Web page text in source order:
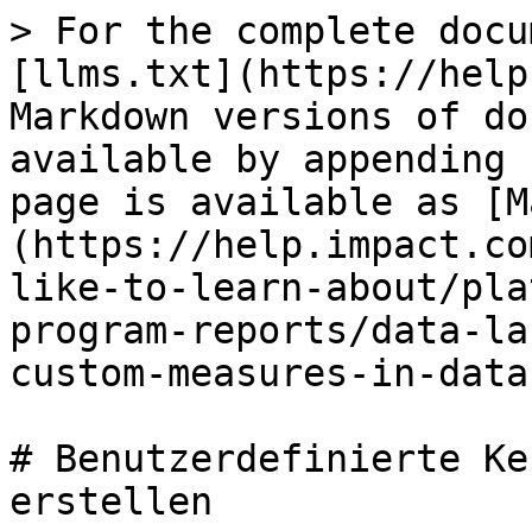
> For the complete
[llms.txt](https://
Markdown versions of
available by
page is available as
(https://
like-to-learn-about/
program-reports/data-
custom-measures-in-
# Benutzerdefinierte
erstellen